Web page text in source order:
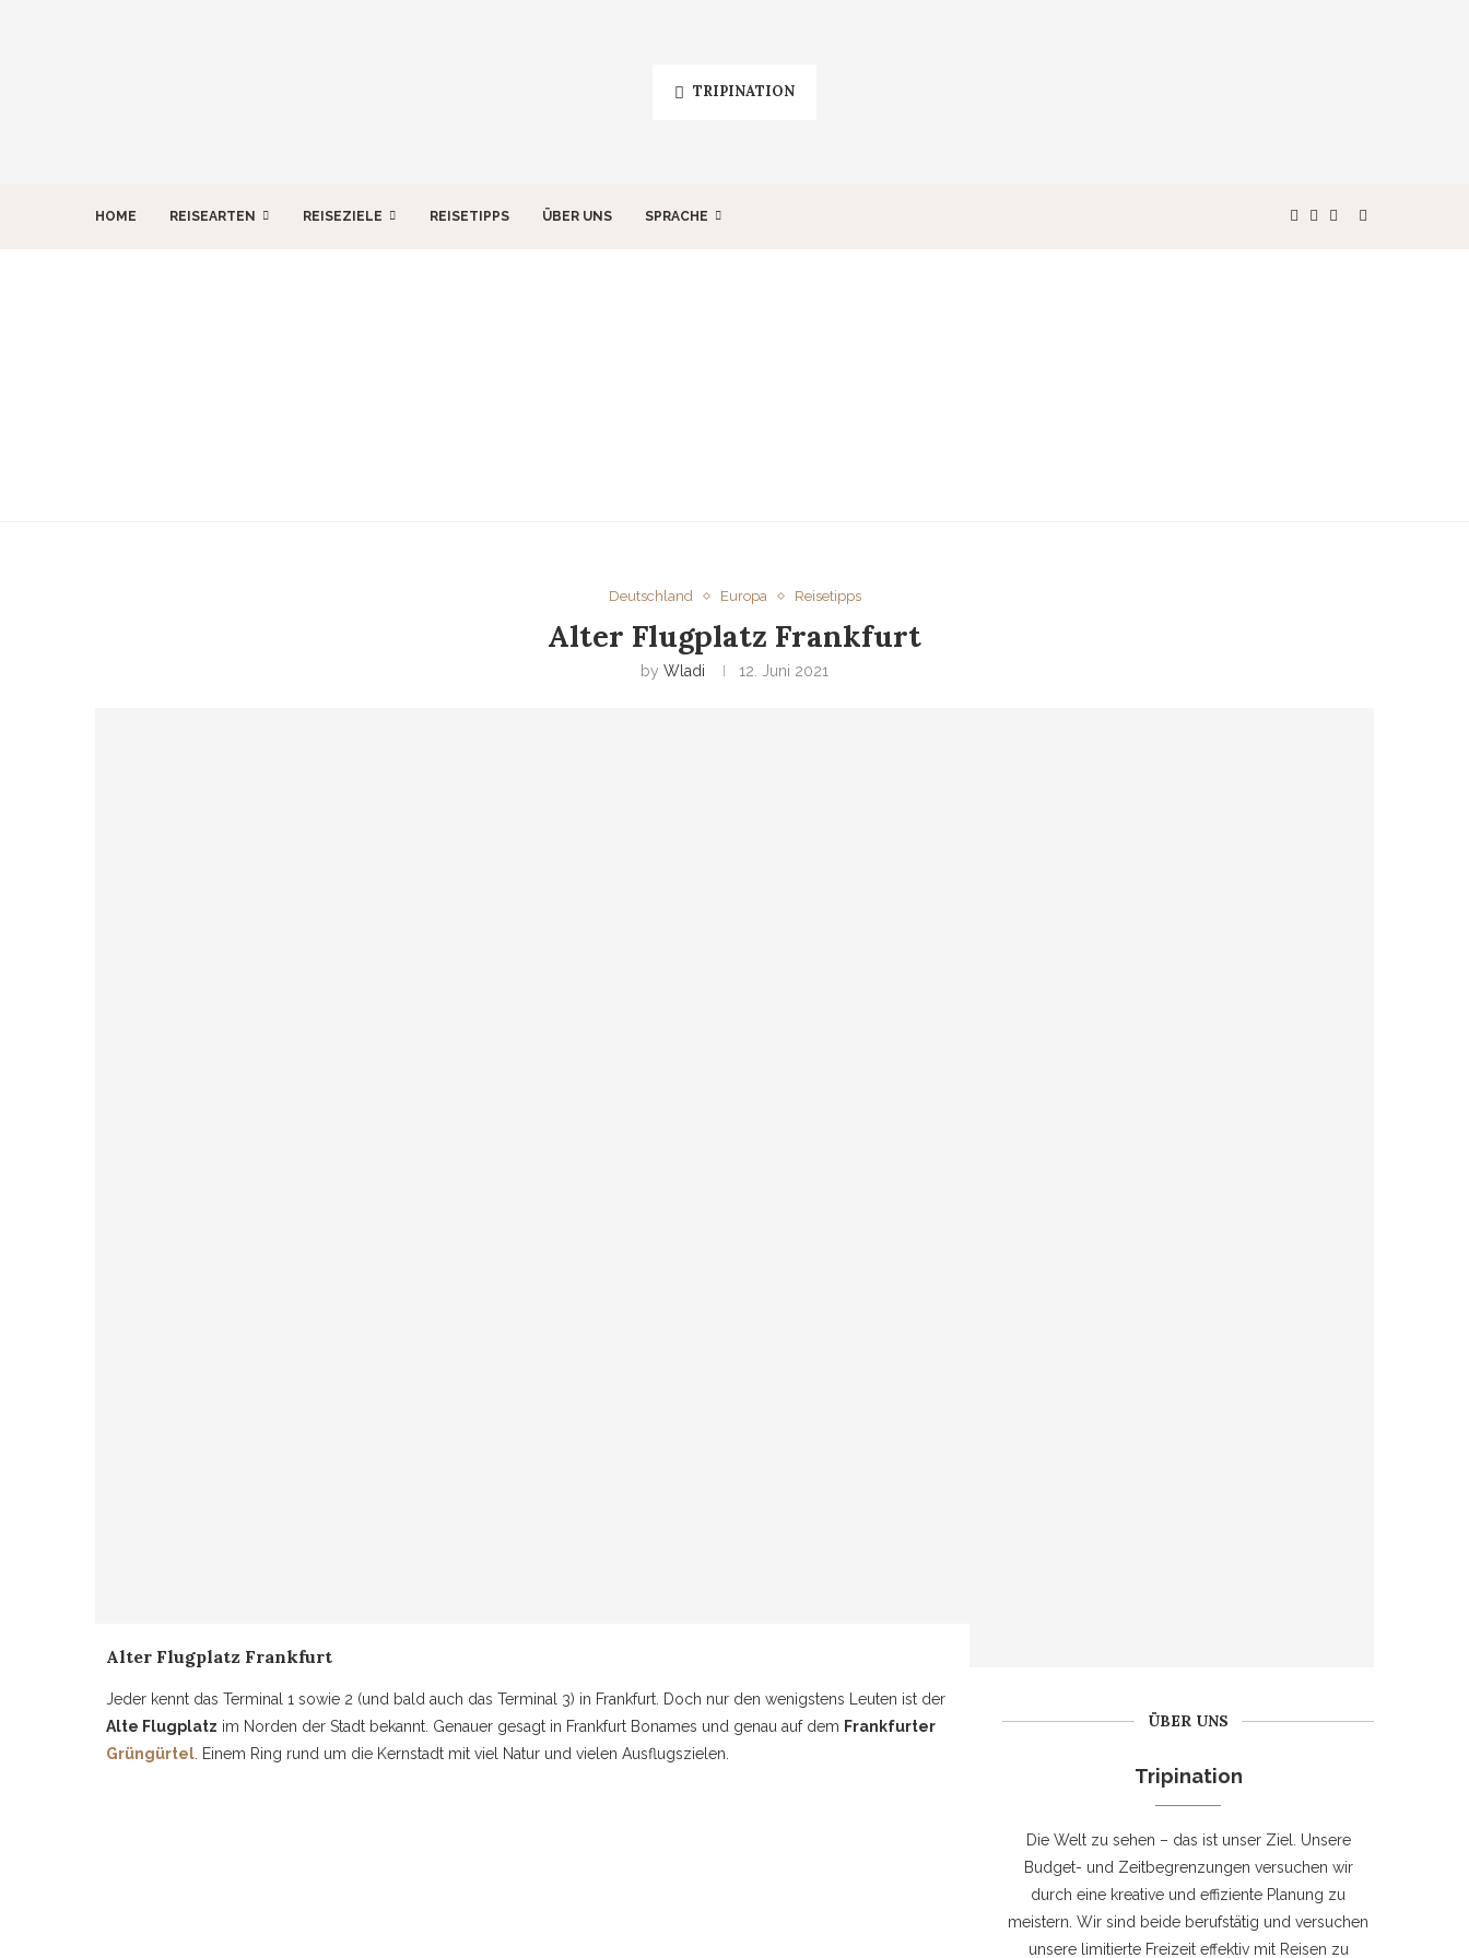
TRIPINATION
HOME REISEARTEN REISEZIELE REISETIPPS ÜBER UNS SPRACHE
Deutschland Europa Reisetipps
Alter Flugplatz Frankfurt
by Wladi 12. Juni 2021
Alter Flugplatz Frankfurt
Jeder kennt das Terminal 1 sowie 2 (und bald auch das Terminal 3) in Frankfurt. Doch nur den wenigstens Leuten ist der
Alte Flugplatz im Norden der Stadt bekannt. Genauer gesagt in Frankfurt Bonames und genau auf dem Frankfurter
Grüngürtel . Einem Ring rund um die Kernstadt mit viel Natur und vielen Ausflugszielen.
ÜBER UNS
Tripination
Die Welt zu sehen – das ist unser Ziel. Unsere
Budget- und Zeitbegrenzungen versuchen wir
durch eine kreative und effiziente Planung zu
meistern. Wir sind beide berufstätig und versuchen
unsere limitierte Freizeit effektiv mit Reisen zu